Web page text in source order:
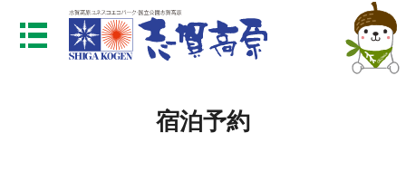
宿泊予約